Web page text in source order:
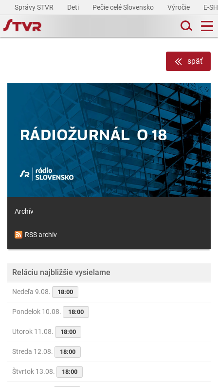
Správy STVR Deti Pečie celé Slovensko Výročie E-
späť
Archív
RSS archív
Reláciu najbližšie vysielame
Nedeľa 9.08. 18:00
Pondelok 10.08. 18:00
Utorok 11.08. 18:00
Streda 12.08. 18:00
Štvrtok 13.08. 18:00